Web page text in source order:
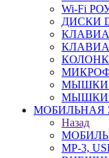
Wi-Fi
ДИСКИ
МЫШКИ
МЫШКИ
МОБИЛЬНАЯ
Назад
MP-3,